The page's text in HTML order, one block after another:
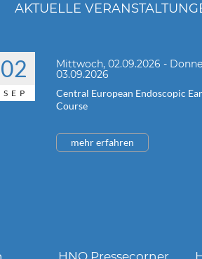
AKTUELLE
02
SEP
Mittwoch, 02.09.2026 -
03.09.2026
Central European Endoscopic
Course
mehr erfahren